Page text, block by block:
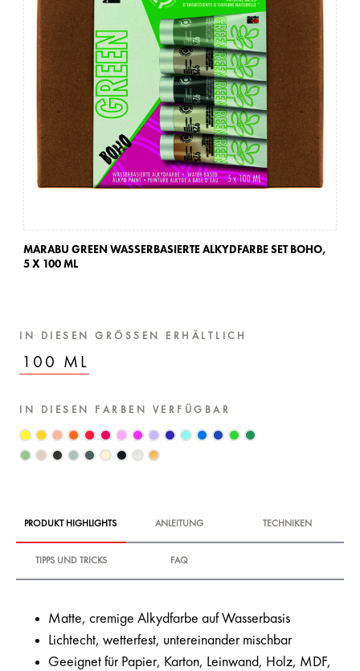
MARABU GREEN WASSERBASIERTE ALKYDFARBE SET BOHO,
5 X 100 ML
IN DIESEN GRÖSSEN ERHÄLTLICH
100 ML
IN DIESEN FARBEN VERFÜGBAR
PRODUKT HIGHLIGHTS ANLEITUNG TECHNIKEN
TIPPS UND TRICKS FAQ
Matte, cremige Alkydfarbe auf Wasserbasis
Lichtecht, wetterfest, untereinander mischbar
Geeignet für Papier, Karton, Leinwand, Holz, MDF,